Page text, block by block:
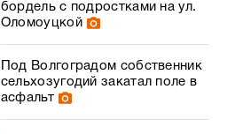
бордель с подростками на ул.
Оломоуцкой
Под Волгоградом собственник
сельхозугодий закатал поле в
асфальт